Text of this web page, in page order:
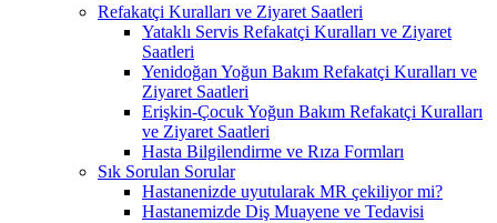
Refakatçi Kuralları ve Ziyaret Saatleri
Yataklı Servis Refakatçi Kuralları ve Ziyaret
Saatleri
Yenidoğan Yoğun Bakım Refakatçi Kuralları ve
Ziyaret Saatleri
Erişkin-Çocuk Yoğun Bakım Refakatçi Kuralları
ve Ziyaret Saatleri
Hasta Bilgilendirme ve Rıza Formları
Sık Sorulan Sorular
Hastanenizde uyutularak MR çekiliyor mi?
Hastanemizde Diş Muayene ve Tedavisi